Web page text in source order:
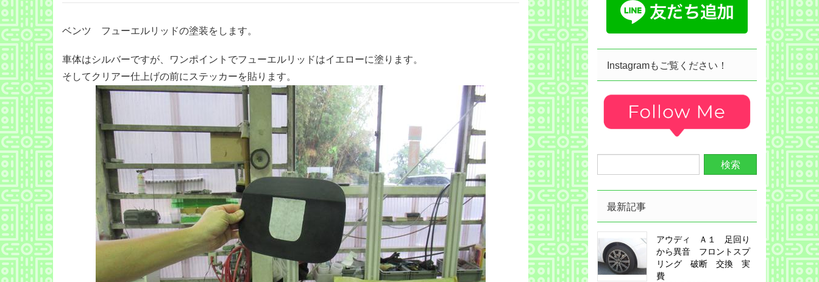
ベンツ フューエルリッドの塗装をします。
車体はシルバーですが、ワンポイントでフューエルリッドはイエローに塗ります。
そしてクリアー仕上げの前にステッカーを貼ります。
Instagramもご覧ください！
最新記事
アウディ Ａ１ 足回り
から異音 フロントスプ
リング 破断 交換 実
費